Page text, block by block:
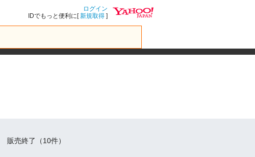
ログイン
IDでもっと便利に[新規取得 ]
販売終了（10件）